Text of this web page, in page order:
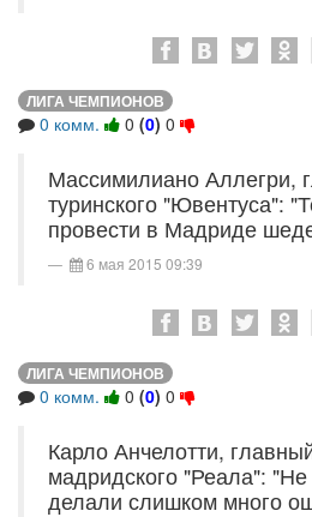
ЛИГА ЧЕМПИОНОВ
0 комм. 0 (0) 0
Массимилиано Аллегри,
туринского "Ювентуса":
провести в Мадриде
6 мая 2015 09:39
ЛИГА ЧЕМПИОНОВ
0 комм. 0 (0) 0
Карло Анчелотти,
мадридского "Реала":
делали слишком много